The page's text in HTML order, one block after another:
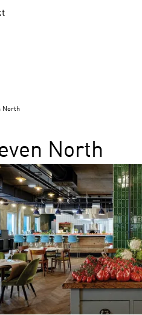
North
North